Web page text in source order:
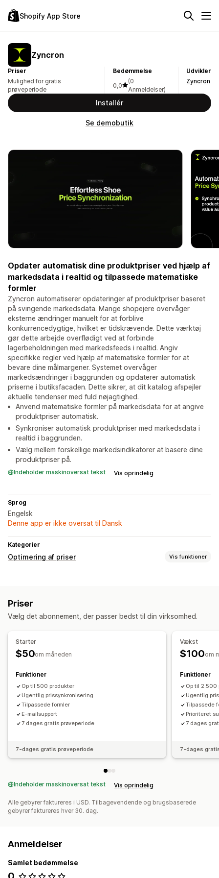
Shopify App Store
Zyncron
Priser
Mulighed for gratis
prøveperiode
Bedømmelse
0,0
(0
Anmeldelser)
Udvikler
Zyncron
Installér
Se demobutik
Opdater automatisk dine produktpriser ved hjælp af
markedsdata i realtid og tilpassede matematiske
formler
Zyncron automatiserer opdateringer af produktpriser baseret
på svingende markedsdata. Mange shopejere overvåger
eksterne ændringer manuelt for at forblive
konkurrencedygtige, hvilket er tidskrævende. Dette værktøj
gør dette arbejde overflødigt ved at forbinde
lagerbeholdningen med markedsfeeds i realtid. Angiv
specifikke regler ved hjælp af matematiske formler for at
bevare dine målmargener. Systemet overvåger
markedsændringer i baggrunden og opdaterer automatisk
priserne i butiksfacaden. Dette sikrer, at dit katalog afspejler
aktuelle tendenser med fuld nøjagtighed.
Anvend matematiske formler på markedsdata for at angive
produktpriser automatisk.
Synkroniser automatisk produktpriser med markedsdata i
realtid i baggrunden.
Vælg mellem forskellige markedsindikatorer at basere dine
produktpriser på.
Indeholder maskinoversat tekst Vis oprindelig
Sprog
Engelsk
Denne app er ikke oversat til Dansk
Kategorier
Optimering af priser Vis funktioner
Automatiske match
Priser
Vælg det abonnement, der passer bedst til din virksomhed.
Starter
$50om måneden
Funktioner
Op til 500 produkter
Ugentlig prissynkronisering
Tilpassede formler
E-mailsupport
7 dages gratis prøveperiode
7-dages gratis prøveperiode
Vækst
$100om
Funktioner
Op til 2.500
Ugentlig
Tilpassede
Prioriteret
7 dages
7-dages
Indeholder maskinoversat tekst Vis oprindelig
Alle gebyrer faktureres i USD. Tilbagevendende og brugsbaserede
gebyrer faktureres hver 30. dag.
Anmeldelser
Samlet bedømmelse